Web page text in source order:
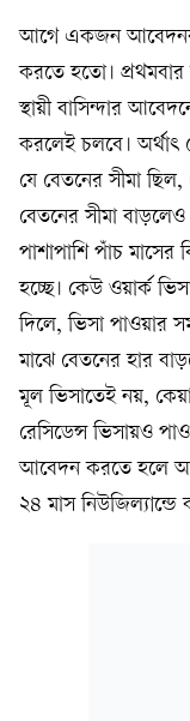
আগে একজন
করতে হতো।
স্থায়ী বাসিন্দার
করলেই চলবে।
যে বেতনের সীমা
বেতনের সীমা
পাশাপাশি পাঁচ
হচ্ছে। কেউ ওয়ার্ক
দিলে, ভিসা পাওয়ার
মাঝে বেতনের হার
মূল ভিসাতেই নয়,
রেসিডেন্স ভিসায়ও
আবেদন করতে হলে
২৪ মাস